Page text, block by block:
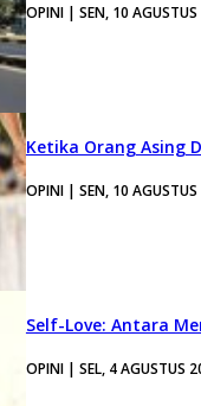
OPINI | SEN, 10
Ketika Orang Asing
OPINI | SEN, 10
Self-Love: Antara
OPINI | SEL, 4 AGUSTUS